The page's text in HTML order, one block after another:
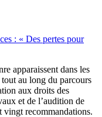
: « Des pertes pour
apparaissent dans les
au long du parcours
aux droits des
et de l’audition de
vingt recommandations.